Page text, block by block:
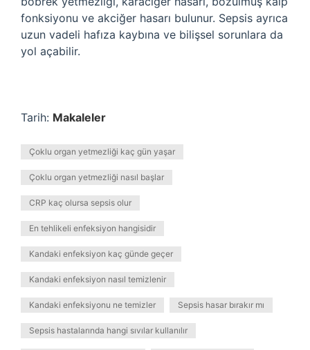
fonksiyonu ve akciğer hasarı bulunur. Sepsis ayrıca
uzun vadeli hafıza kaybına ve bilişsel sorunlara da
yol açabilir.
Tarih: Makaleler
Çoklu organ yetmezliği kaç gün yaşar
Çoklu organ yetmezliği nasıl başlar
CRP kaç olursa sepsis olur
En tehlikeli enfeksiyon hangisidir
Kandaki enfeksiyon kaç günde geçer
Kandaki enfeksiyon nasıl temizlenir
Kandaki enfeksiyonu ne temizler Sepsis hasar bırakır mı
Sepsis hastalarında hangi sıvılar kullanılır